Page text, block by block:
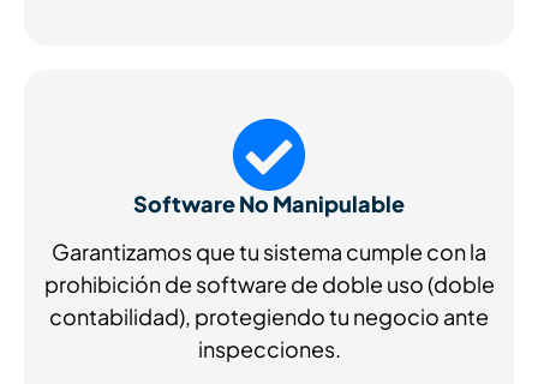
Software No Manipulable
Garantizamos que tu sistema cumple con la
prohibición de software de doble uso (doble
contabilidad), protegiendo tu negocio ante
inspecciones.